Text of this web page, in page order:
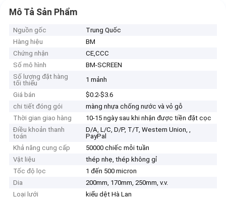
Mô Tả Sản Phẩm
Nguồn gốc
Trung Quốc
Hàng hiệu
BM
Chứng nhận
CE,CCC
Số mô hình
BM-SCREEN
Số lượng đặt hàng
tối thiểu
1 mảnh
Giá bán
$0.2-$3.6
chi tiết đóng gói
màng nhựa chống nước và vỏ gỗ
Thời gian giao hàng
10-15 ngày sau khi nhận được tiền đặt cọc
Điều khoản thanh
toán
D/A, L/C, D/P, T/T, Western Union, ,
PayPal
Khả năng cung cấp
50000 chiếc mỗi tuần
Vật liệu
thép nhẹ, thép không gỉ
Tốc độ lọc
1 đến 500 micron
Dia
200mm, 170mm, 250mm, v.v.
Loại lưới
kiểu dệt Hà Lan